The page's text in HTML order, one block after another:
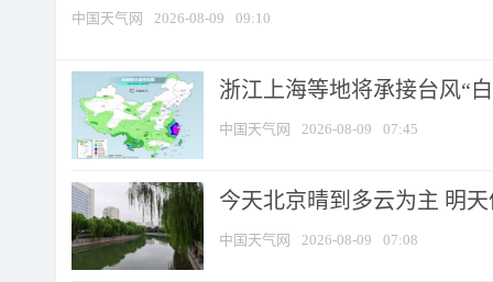
中国天气网 2026-08-09 09:10
浙江上海等地将承接台风“
中国天气网 2026-08-09 07:45
今天北京晴到多云为主 明
中国天气网 2026-08-09 07:08